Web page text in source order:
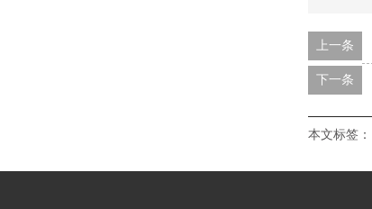
上一条
下一条
本文标签：